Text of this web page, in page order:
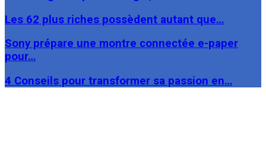
Les 62 plus riches possèdent autant que…
Sony prépare une montre connectée e-paper
pour…
4 Conseils pour transformer sa passion en…